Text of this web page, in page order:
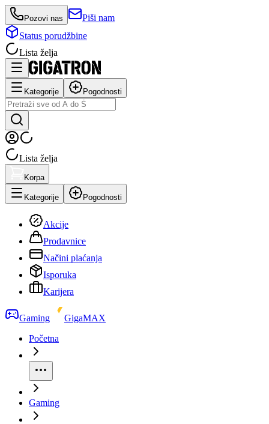
Pozovi nas
Piši nam
Status porudžbine
Lista želja
Kategorije Pogodnosti
Lista želja
Korpa
Kategorije Pogodnosti
Akcije
Prodavnice
Načini plaćanja
Isporuka
Karijera
Gaming
GigaMAX
Početna
Gaming